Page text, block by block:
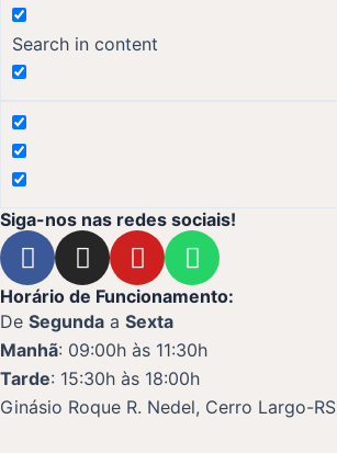
Search in content
Siga-nos nas redes sociais!
F
a
c
e
b
o
o
I
n
s
t
a
g
r
Y
o
u
t
u
b
e
W
h
a
s
a
p
Horário de Funcionamento:
De Segunda a Sexta
Manhã: 09:00h às 11:30h
Tarde: 15:30h às 18:00h
Ginásio Roque R. Nedel, Cerro Largo-RS